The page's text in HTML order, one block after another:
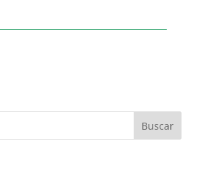
Buscar